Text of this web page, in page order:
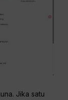
Jika satu